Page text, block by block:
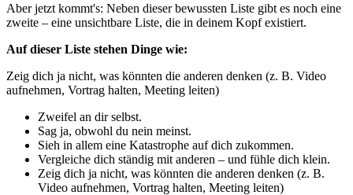
Aber jetzt kommt's: Neben dieser bewussten Liste gibt es noch eine
zweite – eine unsichtbare Liste, die in deinem Kopf existiert.
Auf dieser Liste stehen Dinge wie:
Zeig dich ja nicht, was könnten die anderen denken (z. B. Video
aufnehmen, Vortrag halten, Meeting leiten)
Zweifel an dir selbst.
Sag ja, obwohl du nein meinst.
Sieh in allem eine Katastrophe auf dich zukommen.
Vergleiche dich ständig mit anderen – und fühle dich klein.
Zeig dich ja nicht, was könnten die anderen denken (z. B.
Video aufnehmen, Vortrag halten, Meeting leiten)